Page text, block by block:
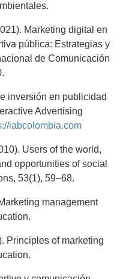
Marketing digital en
pública: Estrategias y
de Comunicación
inversión en publicidad
Advertising
iabcolombia.com
Users of the world,
opportunities of social
53(1), 59–68.
management
Principles of marketing